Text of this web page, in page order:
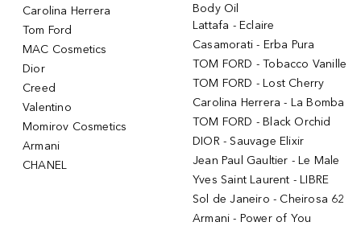
Carolina Herrera
Tom Ford
MAC Cosmetics
Dior
Creed
Valentino
Momirov Cosmetics
Armani
CHANEL
Body Oil
Lattafa - Eclaire
Casamorati - Erba Pura
TOM FORD - Tobacco Vanille
TOM FORD - Lost Cherry
Carolina Herrera - La Bomba
TOM FORD - Black Orchid
DIOR - Sauvage Elixir
Jean Paul Gaultier - Le Male
Yves Saint Laurent - LIBRE
Sol de Janeiro - Cheirosa 62
Armani - Power of You